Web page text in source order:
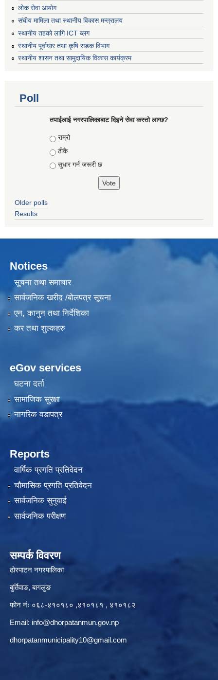
लोक सेवा आयोग
संघीय मामिला तथा स्थानीय विकास मन्त्रालय
स्थानीय तहको लागि ICT ब्लग
स्थानीय पूर्वाधार तथा कृषि सडक विभाग
स्थानीय शासन तथा सामुदायिक विकास कार्यक्रम
Poll
तपाईलाई नगरपालिकाबाट दिइने सेवा कस्तो लाग्छ?
Choices
राम्रो
ठीकै
सुधार गर्न जरूरी छ
Older polls
Results
Notices
सूचना तथा समाचार
सार्वजनिक खरीद /बोलपत्र सूचना
एन, कानुन तथा निर्देशिका
कर तथा शुल्कहरु
eGov services
घटना दर्ता
सामाजिक सुरक्षा
नागरिक वडापत्र
Reports
वार्षिक प्रगति प्रतिवेदन
चौमासिक प्रगति प्रतिवेदन
सार्वजनिक सुनुवाई
सार्वजनिक परीक्षण
सम्पर्क विवरण
ढोरपाटन नगरपालिका
बुर्तिवाङ, बागलुङ
फोन नंः ०६८-४१०१८० ,४१०१८१ , ४१०१८२
Email: info@dhorpatanmun.gov.np
dhorpatanmunicipality10@gmail.com